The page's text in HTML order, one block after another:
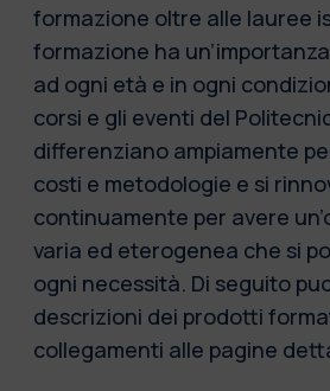
formazione oltre alle lauree
formazione ha
ad ogni età e in ogni
corsi e gli eventi del
differenziano ampiamente
costi e metodologie e si
continuamente per avere
varia ed eterogenea che si
ogni necessità. Di seguito
descrizioni dei prodotti
collegamenti alle pagine